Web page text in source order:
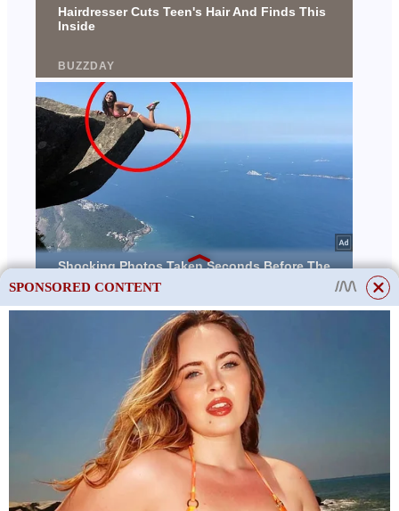
SPONSORED CONTENT